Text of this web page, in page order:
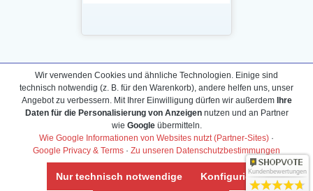
Daten­schutz­erklärung
Widerrufs­recht /Widerrufs­formular
AGB & Info
Impressum
Umwelt und Entsorgung
Vertrag widerrufen
Wir verwenden Cookies und ähnliche Technologien. Einige sind
technisch notwendig (z. B. für den Warenkorb), andere helfen uns, unser
Angebot zu verbessern. Mit Ihrer Einwilligung dürfen wir außerdem Ihre
Daten für die Personalisierung von Anzeigennutzen und an Partner
wie Googleübermitteln.
Wie Google Informationen von Websites nutzt (Partner-Sites) ·
Google Privacy & Terms · Zu unseren Datenschutzbestimmungen
Nur technisch notwendige KonfigurierenKundenbewertungen